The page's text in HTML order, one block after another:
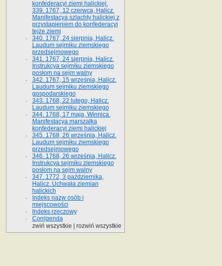
konfederacyi ziemi halickiej.
339. 1767, 12 czerwca, Halicz.
Manifestacya szlachty halickiej z
przystąpieniem do konfederacyi
tejże ziemi
340. 1767, 24 sierpnia, Halicz.
Laudum sejmiku ziemskiego
przedsejmowego
341. 1767, 24 sierpnia, Halicz.
Instrukcya sejmiku ziemskiego
posłom na sejm walny
342. 1767, 15 września, Halicz.
Laudum sejmiku ziemskiego
gospodarskiego
343. 1768, 22 lutego, Halicz.
Laudum sejmiku ziemskiego
344. 1768, 17 maja, Winnica.
Manifestacya marszałka
konfederacyi ziemi halickiej
345. 1768, 26 września, Halicz.
Laudum sejmiku ziemskiego
przedsejmowego
346. 1768, 26 września, Halicz.
Instrukcya sejmiku ziemskiego
posłom na sejm walny
347. 1772, 3 października,
Halicz. Uchwała ziemian
halickich
Indeks nazw osób i
miejscowości
Indeks rzeczowy
Corrigenda
zwiń wszystkie
rozwiń wszystkie